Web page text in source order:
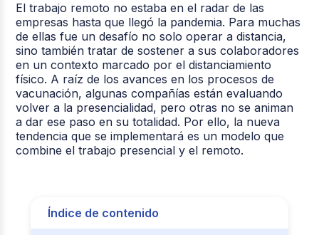
El trabajo remoto no estaba en el radar de las
empresas hasta que llegó la pandemia. Para muchas
de ellas fue un desafío no solo operar a distancia,
sino también tratar de sostener a sus colaboradores
en un contexto marcado por el distanciamiento
físico. A raíz de los avances en los procesos de
vacunación, algunas compañías están evaluando
volver a la presencialidad, pero otras no se animan
a dar ese paso en su totalidad. Por ello, la nueva
tendencia que se implementará es un modelo que
combine el trabajo presencial y el remoto.
Índice de contenido